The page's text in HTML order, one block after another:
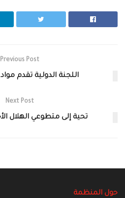
Previous Post
اللجنة الدولية تقدم
Next Post
تحية إلى متطوعي الهلال
حول المنظمة